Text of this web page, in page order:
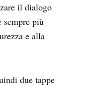
il dialogo
sempre più
e alla
due tappe